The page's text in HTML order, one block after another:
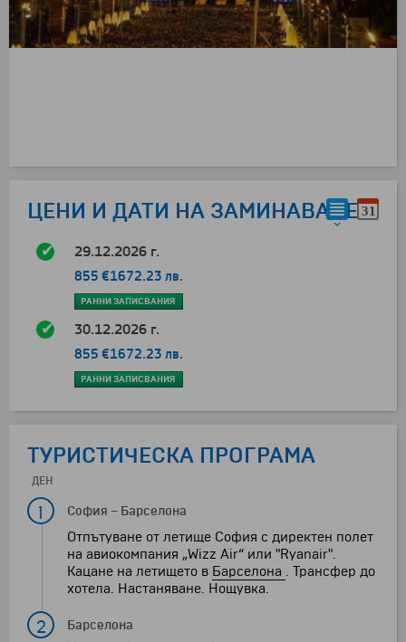
ЦЕНИ И ДАТИ НА ЗАМИНАВАНЕ
29.12.2026 г.
855 €1672.23 лв.
РАННИ ЗАПИСВАНИЯ
30.12.2026 г.
855 €1672.23 лв.
РАННИ ЗАПИСВАНИЯ
ТУРИСТИЧЕСКА ПРОГРАМА
ДЕН
1 София – Барселона
Отпътуване от летище София с директен полет
на авиокомпания „Wizz Air“ или "Ryanair".
Кацане на летището в Барселона . Трансфер до
хотела. Настаняване. Нощувка.
2 Барселона